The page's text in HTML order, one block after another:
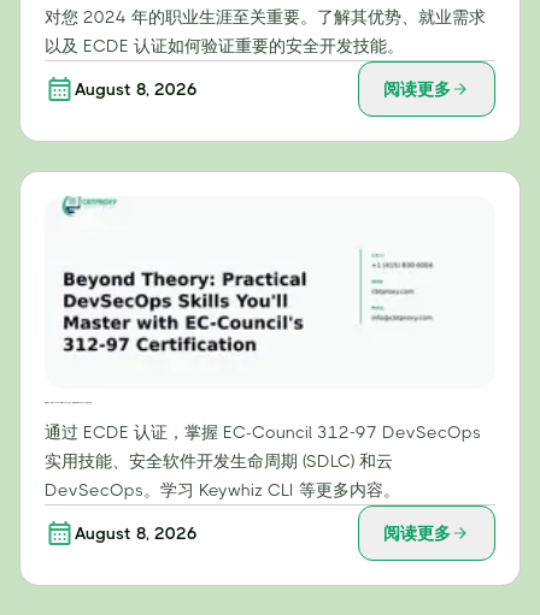
对您 2024 年的职业生涯至关重要。了解其优势、就业需求
以及 ECDE 认证如何验证重要的安全开发技能。
August 8, 2026 阅读更多
通过 ECDE 认证，掌握 EC-Council 312-97 DevSecOps
实用技能、安全软件开发生命周期 (SDLC) 和云
DevSecOps。学习 Keywhiz CLI 等更多内容。
August 8, 2026 阅读更多